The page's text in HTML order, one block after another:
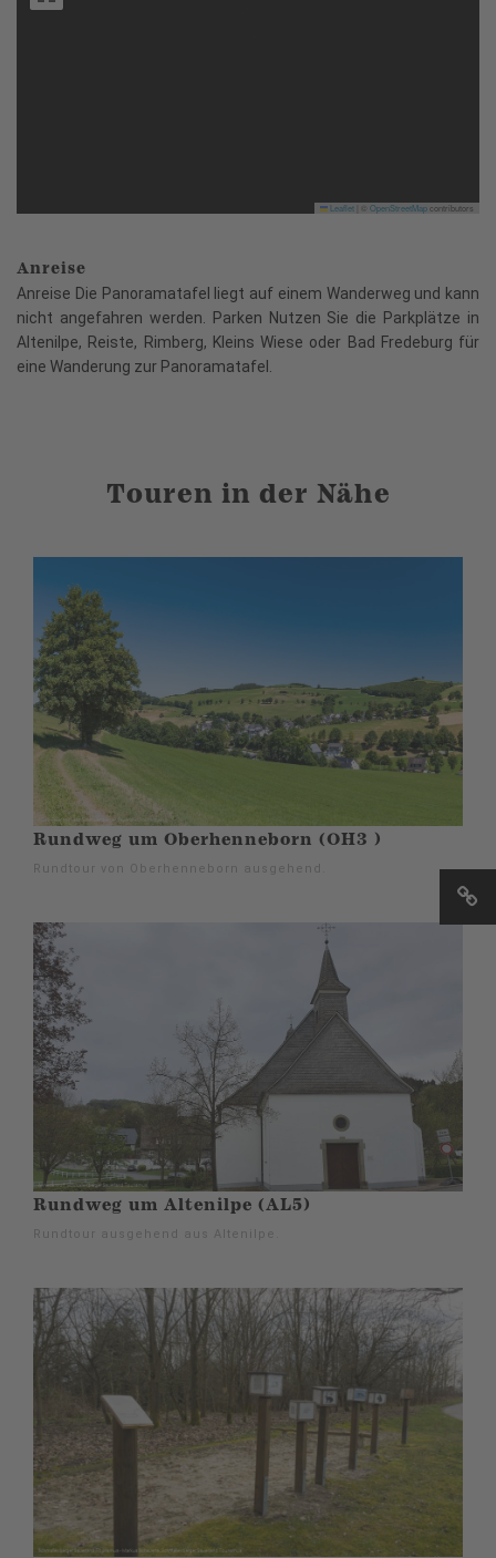
Leaflet OpenStreetMapcontributors
Anreise
Anreise Die Panoramatafel liegt auf einem Wanderweg und kann
nicht angefahren werden. Parken Nutzen Sie die Parkplätze in
Altenilpe, Reiste, Rimberg, Kleins Wiese oder Bad Fredeburg für
eine Wanderung zur Panoramatafel.
Touren in der Nähe
Rundweg um Oberhenneborn (OH3 )
Rundtour von Oberhenneborn ausgehend.
Rundweg um Altenilpe (AL5)
Rundtour ausgehend aus Altenilpe.